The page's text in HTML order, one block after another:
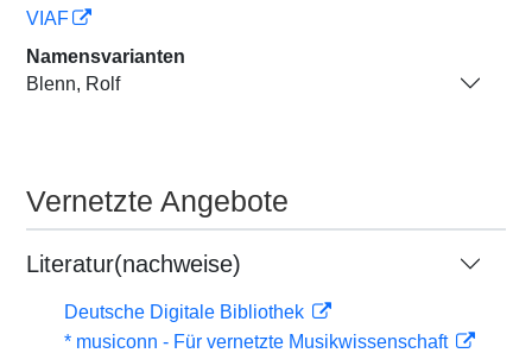
VIAF
Namensvarianten
Blenn, Rolf
Vernetzte Angebote
Literatur(nachweise)
Deutsche Digitale Bibliothek
* musiconn - Für vernetzte Musikwissenschaft